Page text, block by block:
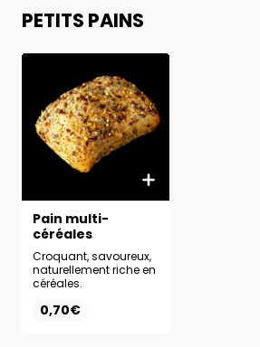
PETITS PAINS
Pain multi-
céréales
Croquant, savoureux,
naturellement riche en
céréales.
0,70€